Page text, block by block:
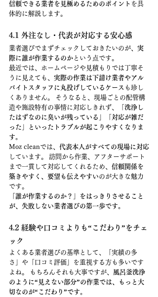
信頼できる業者を見極めるためのポイント を具
体的に解説します。
4.1 外注なし・代表が対応する安心感
業者選びでまずチェックしておきたいのが、 実
際に誰が作業するのか という点です。
最近では、ホームページや見積もりでは丁寧そ
うに見えても、 実際の作業は下請け業者やアル
バイトスタッフに丸投げしているケース も珍し
くありません。 そうなると、現場ごとの配管構
造や施設特有の事情に対応しきれず、
「洗浄し
たはずなのに臭いが残っている」「対応が雑だ
った」といったトラブルが起こりやすくなりま
す。
Moz cleanでは、 代表本人がすべての現場に対応
しています。 訪問から作業、アフターサポート
まで一貫して対応してくれるため、 信頼関係を
築きやすく、要望も伝えやすいのが大きな魅力
です。
「誰が作業するのか？」をはっきりさせること
が、失敗しない業者選びの第一歩です。
4.2 経験や口コミよりも“こだわり”をチェ
ック
よくある業者選びの基準として、「実績の多
さ」や「口コミ評価」を重視する方も多いです
よね。 もちろんそれも大事ですが、 風呂釜洗浄
のように“見えない部分”の作業では、もっと大
切なのが“こだわり”です。